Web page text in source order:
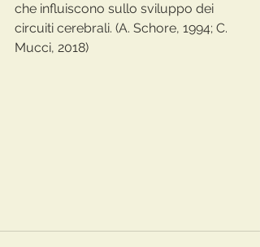
che influiscono sullo sviluppo dei
circuiti cerebrali. (A. Schore, 1994; C.
Mucci, 2018)